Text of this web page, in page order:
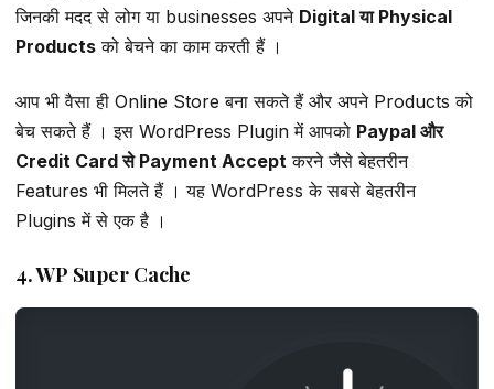
जिनकी मदद से लोग या businesses अपने Digital या Physical
Products को बेचने का काम करती हैं ।
आप भी वैसा ही Online Store बना सकते हैं और अपने Products को
बेच सकते हैं । इस WordPress Plugin में आपको Paypal और
Credit Card से Payment Accept करने जैसे बेहतरीन
Features भी मिलते हैं । यह WordPress के सबसे बेहतरीन
Plugins में से एक है ।
4. WP Super Cache